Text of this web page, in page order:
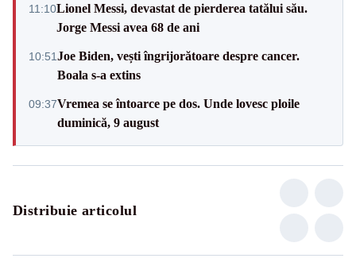
11:10Lionel Messi, devastat de pierderea tatălui său.
Jorge Messi avea 68 de ani
10:51Joe Biden, vești îngrijorătoare despre cancer.
Boala s-a extins
09:37Vremea se întoarce pe dos. Unde lovesc ploile
duminică, 9 august
Distribuie articolul